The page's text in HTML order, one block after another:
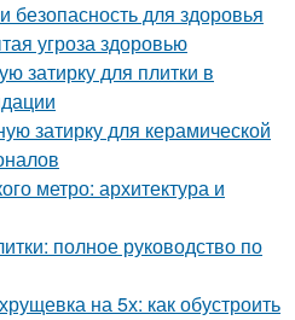
безопасность для здоровья
угроза здоровью
затирку для плитки в
затирку для керамической
метро: архитектура и
полное руководство по
на 5х: как обустроить